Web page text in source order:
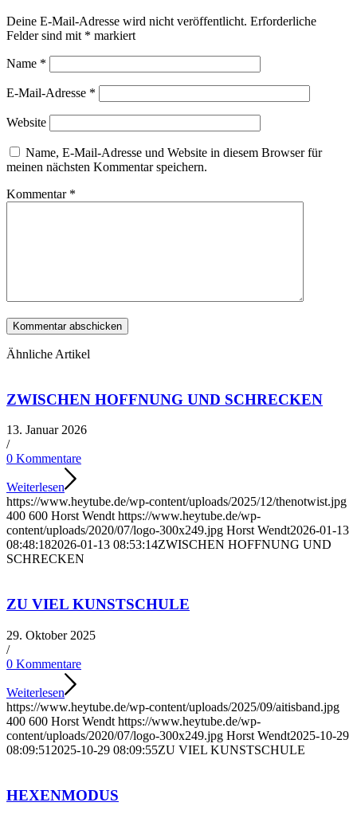
Deine E-Mail-Adresse wird nicht veröffentlicht. Erforderliche
Felder sind mit * markiert
Name *
E-Mail-Adresse *
Website
Name, E-Mail-Adresse und Website in diesem Browser für
meinen nächsten Kommentar speichern.
Kommentar *
Ähnliche Artikel
ZWISCHEN HOFFNUNG UND SCHRECKEN
13. Januar 2026
/
0 Kommentare
Weiterlesen
https://www.heytube.de/wp-content/uploads/2025/12/thenotwist.jpg
400 600 Horst Wendt https://www.heytube.de/wp-
content/uploads/2020/07/logo-300x249.jpg Horst Wendt2026-01-13
08:48:182026-01-13 08:53:14ZWISCHEN HOFFNUNG UND
SCHRECKEN
ZU VIEL KUNSTSCHULE
29. Oktober 2025
/
0 Kommentare
Weiterlesen
https://www.heytube.de/wp-content/uploads/2025/09/aitisband.jpg
400 600 Horst Wendt https://www.heytube.de/wp-
content/uploads/2020/07/logo-300x249.jpg Horst Wendt2025-10-29
08:09:51 2025-10-29 08:09:55ZU VIEL KUNSTSCHULE
HEXENMODUS